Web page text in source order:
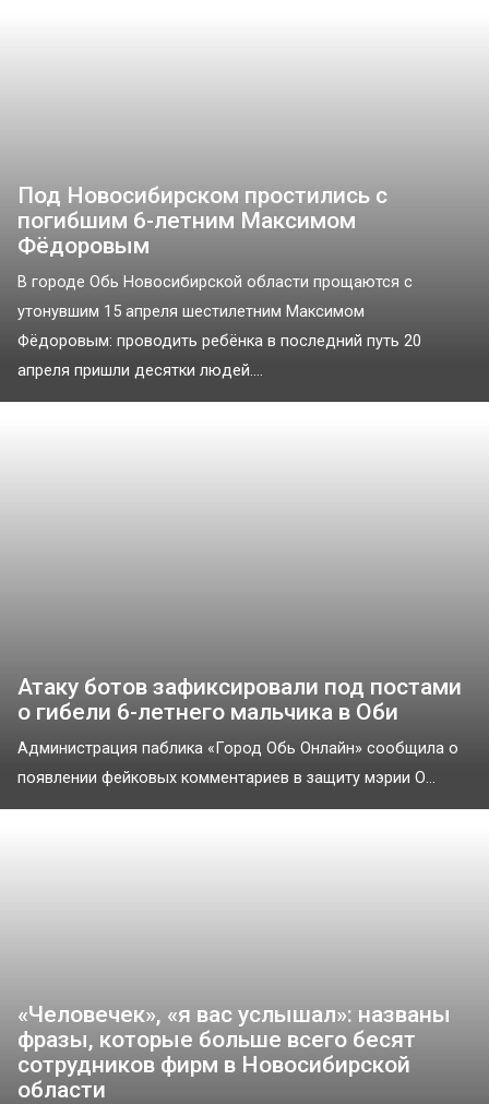
Под Новосибирском простились с
погибшим 6-летним Максимом
Фёдоровым
В городе Обь Новосибирской области прощаются с
утонувшим 15 апреля шестилетним Максимом
Фёдоровым: проводить ребёнка в последний путь 20
апреля пришли десятки людей....
Атаку ботов зафиксировали под постами
о гибели 6-летнего мальчика в Оби
Администрация паблика «Город Обь Онлайн» сообщила о
появлении фейковых комментариев в защиту мэрии О...
«Человечек», «я вас услышал»: названы
фразы, которые больше всего бесят
сотрудников фирм в Новосибирской
области